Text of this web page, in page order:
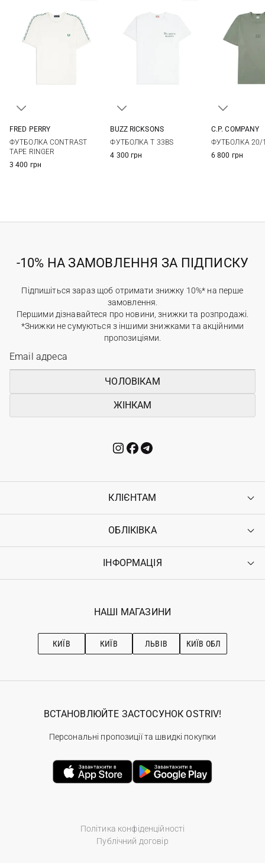
3XL
FRED PERRY
ФУТБОЛКА CONTRAST
TAPE RINGER
3 400 грн
BUZZ RICKSONS
ФУТБОЛКА T 33BS
4 300 грн
C.P. COMPANY
ФУТБОЛКА 20/1
6 800 грн
-10% НА ЗАМОВЛЕННЯ ЗА ПІДПИСКУ
Підпишіться зараз щоб отримати знижку 10%* на перше
замовлення.
Першими дізнавайтеся про новини, знижки та розпродажі.
*Знижки не сумуються з іншими знижками та акційними
пропозиціями.
ЧОЛОВІКАМ
ЖІНКАМ
КЛІЄНТАМ
Контакти
Повернення
Гарантія
ОБЛІКІВКА
Увійти
Ostriv Club+
ІНФОРМАЦІЯ
Наші магазини
Рекомендації з догляду
НАШІ МАГАЗИНИ
КИЇВ КИЇВ ЛЬВІВ КИЇВ ОБЛ
Політика конфіденційності
Публічний договір
ВСТАНОВЛЮЙТЕ ЗАСТОСУНОК OSTRIV!
Персональні пропозиції та швидкі покупки